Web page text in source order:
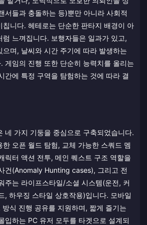
서들과 충돌하는 등)뿐만 아니라 사회적
칩니다. 헤테로는 단순한 판타지 배경이 아
럼 느껴집니다. 보행자들은 일과가 있고,
며, 날씨와 시간 주기에 따라 발생하는
게임의 진행 또한 단순히 능력치를 올리는
간에 특정 구역을 탐험하는 것에 따라 결
네 가지 기둥을 중심으로 구축되었습니다.
한 오픈 월드 탐험, 교체 가능한 스쿼드 멤
릭터 액션 전투, 메인 퀘스트 구조 역할을
건(Anomaly Hunting cases), 그리고 전
주는 라이프스타일/소셜 시스템(운전, 커
, 하우징 스타일 상호작용)입니다. 모바일
식 진행 공유를 지원하며, 짧게 즐기는
입하는 PC 유저 모두를 타겟으로 설계되